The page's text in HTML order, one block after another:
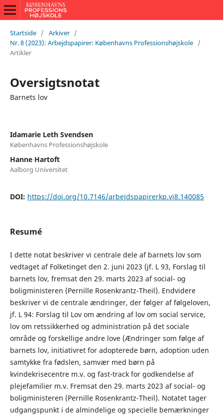
Startside / Arkiver /
Nr. 8 (2023): Arbejdspapirer: Københavns Professionshøjskole /
Artikler
Oversigtsnotat
Barnets lov
Idamarie Leth Svendsen
Københavns Professionshøjskole
Hanne Hartoft
Aalborg Universitet
DOI: https://doi.org/10.7146/arbejdspapirerkp.vi8.140085
Resumé
I dette notat beskriver vi centrale dele af barnets lov som
vedtaget af Folketinget den 2. juni 2023 (jf. L 93, Forslag til
barnets lov, fremsat den 29. marts 2023 af social- og
boligministeren (Pernille Rosenkrantz-Theil). Endvidere
beskriver vi de centrale ændringer, der følger af følgeloven,
jf. L 94: Forslag til Lov om ændring af lov om social service,
lov om retssikkerhed og administration på det sociale
område og forskellige andre love (Ændringer som følge af
barnets lov, initiativret for adopterede børn, adoption uden
samtykke fra fødslen, samvær med børn på
kvindekrisecentre m.v. og fast-track for godkendelse af
plejefamilier m.v. Fremsat den 29. marts 2023 af social- og
boligministeren (Pernille Rosenkrantz-Theil). Notatet tager
udgangspunkt i de almindelige og specielle bemærkninger